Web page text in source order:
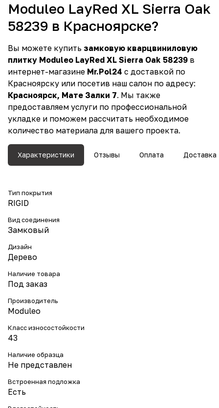
Moduleo LayRed XL Sierra Oak
58239 в Красноярске?
Вы можете купить замковую кварцвиниловую
плитку Moduleo LayRed XL Sierra Oak 58239 в
интернет-магазине Mr.Pol24 с доставкой по
Красноярску или посетив наш салон по адресу:
Красноярск, Мате Залки 7. Мы также
предоставляем услуги по профессиональной
укладке и поможем рассчитать необходимое
количество материала для вашего проекта.
Характеристики Отзывы Оплата Доставка
Тип покрытия
RIGID
Вид соединения
Замковый
Дизайн
Дерево
Наличие товара
Под заказ
Производитель
Moduleo
Класс износостойкости
43
Наличие образца
Не представлен
Встроенная подложка
Есть